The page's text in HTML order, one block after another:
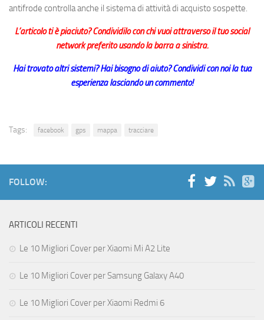
antifrode controlla anche il sistema di attività di acquisto sospette.
L’articolo ti è piaciuto? Condividilo con chi vuoi attraverso il tuo social
network preferito usando la barra a sinistra.
Hai trovato altri sistemi? Hai bisogno di aiuto? Condividi con noi la tua
esperienza lasciando un commento!
Tags: facebook gps mappa tracciare
FOLLOW:
ARTICOLI RECENTI
Le 10 Migliori Cover per Xiaomi Mi A2 Lite
Le 10 Migliori Cover per Samsung Galaxy A40
Le 10 Migliori Cover per Xiaomi Redmi 6